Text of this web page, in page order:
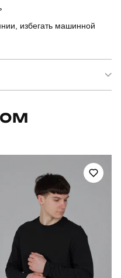
избегать машинной
для повсякденного носіння
повсякденний
100% поліестер